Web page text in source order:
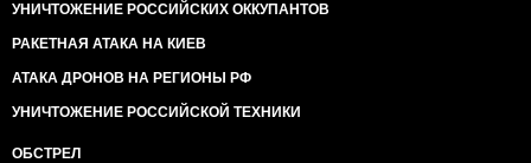
УНИЧТОЖЕНИЕ РОССИЙСКИХ ОККУПАНТОВ
РАКЕТНАЯ АТАКА НА КИЕВ
АТАКА ДРОНОВ НА РЕГИОНЫ РФ
УНИЧТОЖЕНИЕ РОССИЙСКОЙ ТЕХНИКИ
ОБСТРЕЛ